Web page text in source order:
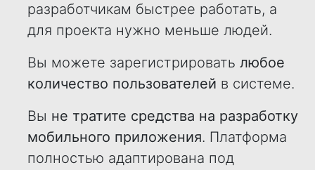
разработчикам быстрее работать, а
для проекта нужно меньше людей.
Вы можете зарегистрировать любое
количество пользователей в системе.
Вы не тратите средства на разработку
мобильного приложения. Платформа
полностью адаптирована под